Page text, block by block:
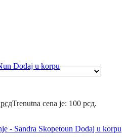
Dodaj u korpu
рсдTrenutna cena je: 100 рсд.
Dodaj u korpu